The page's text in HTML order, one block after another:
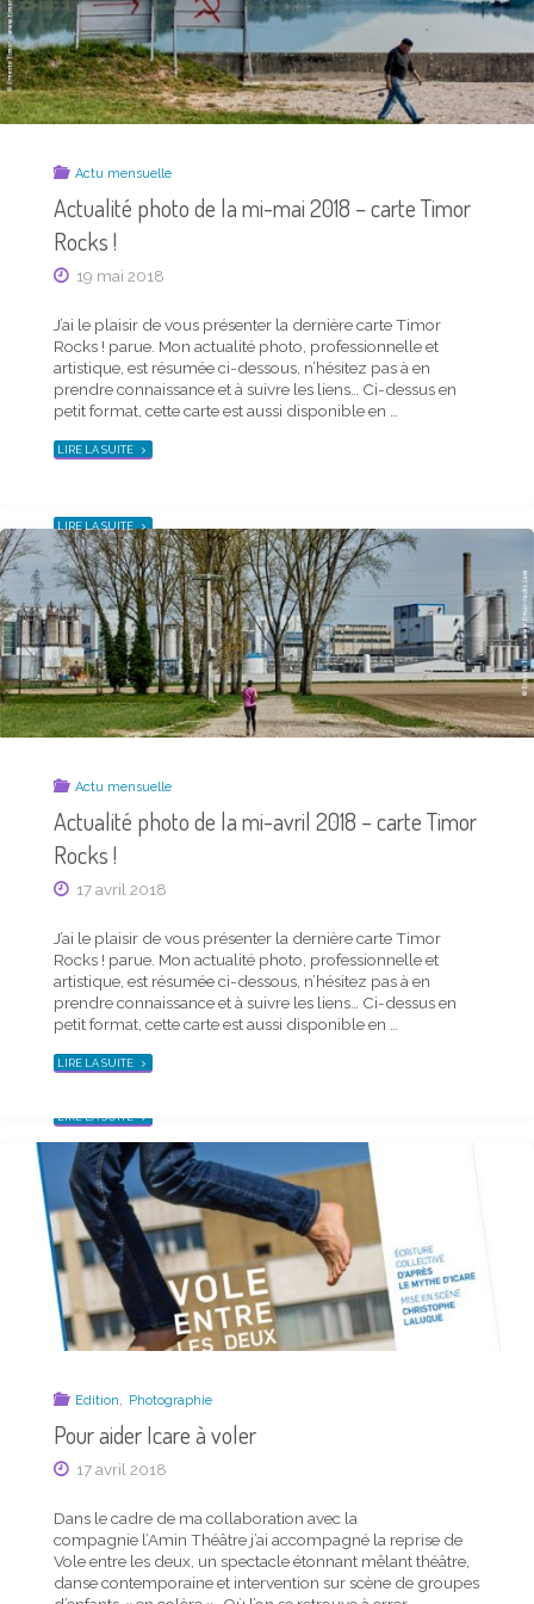
CARTE
TIMOR
ROCKS !"
Actu mensuelle
Actualité photo de la mi-septembre 2019 –
carte Timor Rocks !
14 septembre 2019
J’ai le plaisir de vous présenter la dernière carte Timor
Rocks ! parue. Mon actualité photo, professionnelle et
artistique, est résumée ci-dessous, n’hésitez pas à en
prendre connaissance et à suivre les liens… Ci-dessus en
LIRE LA SUITE"ACTUALITÉ
PHOTO
DE
LA
MI-
SEPTEMBRE
2019
–
CARTE
TIMOR
ROCKS !"
Communication graphique
Webdesign
Ce qui nous relie : le Lien Théâtre
22 août 2019
Souvent loin des plateaux (établissements scolaires, cités,
milieu pénitentiaire…), la cie joue tout un répertoire de
spectacles qui traitent des problématiques sociales, elle
aider en actes à tisser des dialogues.
LIRE LA SUITE"CE
QUI
NOUS
RELIE
:
LE
LIEN
THÉÂTRE"
Rocks !
18 août 2019
Actu mensuelle
Actualité photo de la mi-mai 2018 – carte Timor
Rocks !
19 mai 2018
J’ai le plaisir de vous présenter la dernière carte Timor
Rocks ! parue. Mon actualité photo, professionnelle et
artistique, est résumée ci-dessous, n’hésitez pas à en
prendre connaissance et à suivre les liens… Ci-dessus en
petit format, cette carte est aussi disponible en …
LIRE LA SUITE"ACTUALITÉ
PHOTO
2018
–
CARTE
TIMOR
ROCKS !"
Actu mensuelle
Actualité photo de la mi-avril 2018 – carte Timor
Rocks !
17 avril 2018
J’ai le plaisir de vous présenter la dernière carte Timor
Rocks ! parue. Mon actualité photo, professionnelle et
artistique, est résumée ci-dessous, n’hésitez pas à en
prendre connaissance et à suivre les liens… Ci-dessus en
petit format, cette carte est aussi disponible en …
LIRE LA SUITE"ACTUALITÉ
PHOTO
AVRIL
–
CARTE
TIMOR
ROCKS !"
Edition, Photographie
Pour aider Icare à voler
17 avril 2018
Dans le cadre de ma collaboration avec la
compagnie l’Amin Théâtre j’ai accompagné la reprise de
Vole entre les deux, un spectacle étonnant mêlant théâtre,
danse contemporaine et intervention sur scène de groupes